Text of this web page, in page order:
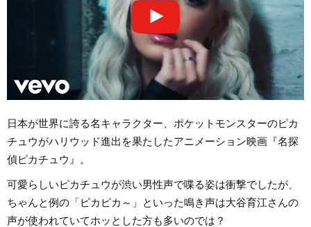
日本が世界に誇る名キャラクター、ポケットモンスターのピカ
チュウがハリウッド進出を果たしたアニメーション映画『名探
偵ピカチュウ』。
可愛らしいピカチュウが渋い男性声で喋る姿は衝撃でしたが、
ちゃんと例の「ピカピカ～」といった鳴き声は大谷育江さんの
声が使われていてホッとした方も多いのでは？